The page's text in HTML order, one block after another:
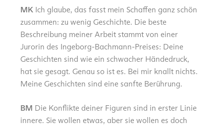
MK Ich glaube, das fasst mein Schaffen ganz schön
zusammen: zu wenig Geschichte. Die beste
Beschreibung meiner Arbeit stammt von einer
Jurorin des Ingeborg-Bachmann-Preises: Deine
Geschichten sind wie ein schwacher Händedruck,
hat sie gesagt. Genau so ist es. Bei mir knallt nichts.
Meine Geschichten sind eine sanfte Berührung.
BM Die Konflikte deiner Figuren sind in erster Linie
innere. Sie wollen etwas, aber sie wollen es doch